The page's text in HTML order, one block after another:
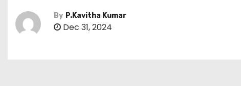
By P.Kavitha Kumar
Dec 31, 2024